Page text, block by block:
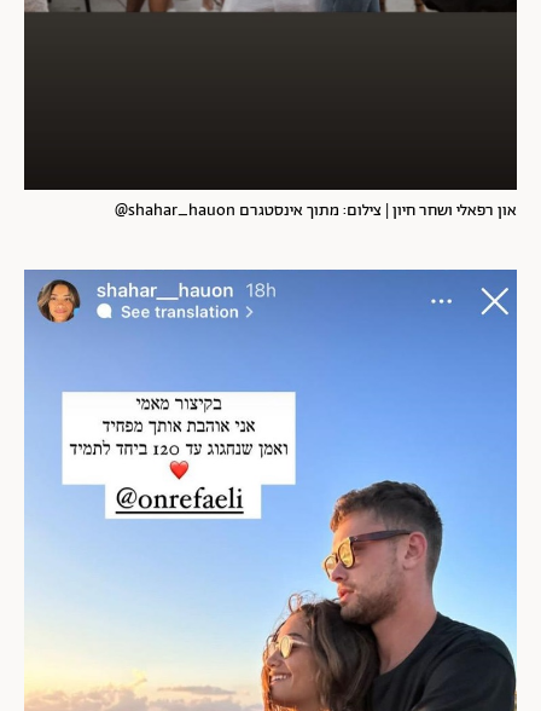
און רפאלי ושחר חיון | צילום: מתוך אינסטגרם shahar_hauon@